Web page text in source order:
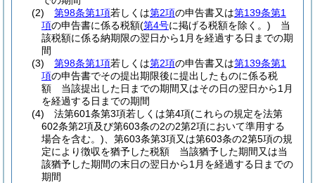
(2)
第98条第1項若しくは第2項の申告書又は第139条第1
項の申告書に係る税額(第4号に掲げる税額を除く。) 当
該税額に係る納期限の翌日から1月を経過する日までの期
間
(3)
第98条第1項若しくは第2項の申告書又は第139条第1
項の申告書でその提出期限後に提出したものに係る税
額 当該提出した日までの期間又はその日の翌日から1月
を経過する日までの期間
(4)
法第601条第3項若しくは第4項(これらの規定を法第
602条第2項及び第603条の2の2第2項において準用する
場合を含む。) 、第603条第3項又は第603条の2第5項の規
定により徴収を猶予した税額 当該猶予した期間又は当
該猶予した期間の末日の翌日から1月を経過する日までの
期間